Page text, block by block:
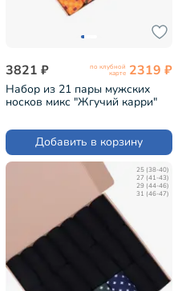
3821 ₽ по клубной
карте 2319 ₽
Набор из 21 пары мужских
носков микс "Жгучий карри"
Добавить в корзину
25 (38-40)
27 (41-43)
29 (44-46)
31 (46-47)